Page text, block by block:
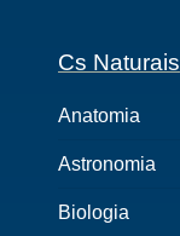
Cs Naturais
Anatomia
Astronomia
Biologia